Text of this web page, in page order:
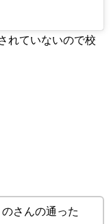
れていないので校
さんの通った